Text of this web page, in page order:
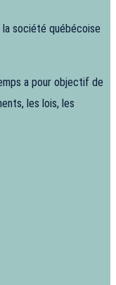
société québécoise
a pour objectif de
les lois, les